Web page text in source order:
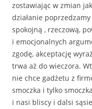
zostawiając w zmian
działanie
spokojną , rzeczową,
i emocjonalnych
zgodę, akceptację
trwa aż do wieczora.
nie chce gadżetu z
smoczka i tylko
i nasi bliscy i dalsi